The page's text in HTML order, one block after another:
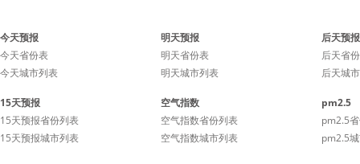
穿衣
天气较热，衣物精干简洁，
室内酌情添加空调衫。
天气较
室内
时景
今天预报
今天省份表
今天城市列表
明天预报
明天省份表
明天城市列表
后天预报
后天省
后天城
15天预报
15天预报省份列表
15天预报城市列表
空气指数
空气指数省份列表
空气指数城市列表
pm2.5
pm2.5
pm2.5